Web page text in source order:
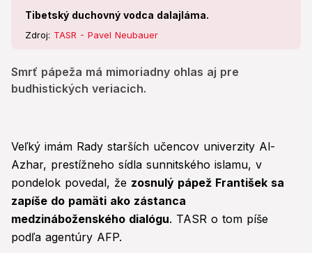
Tibetský duchovný vodca dalajláma.
Zdroj: TASR - Pavel Neubauer
Smrť pápeža má mimoriadny ohlas aj pre
budhistických veriacich.
Veľký imám Rady starších učencov univerzity Al-
Azhar, prestížneho sídla sunnitského islamu, v
pondelok povedal, že zosnulý pápež František sa
zapíše do pamäti ako zástanca
medzináboženského dialógu. TASR o tom píše
podľa agentúry AFP.